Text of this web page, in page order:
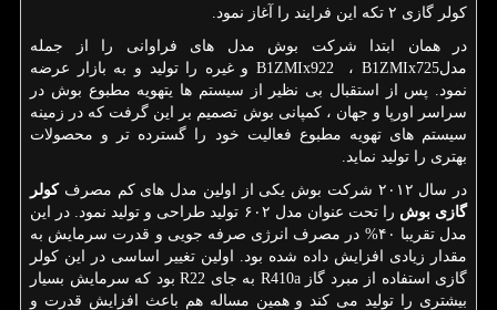
کولر گازی ۲ تکه این فرایند را آغاز نمود.
در همان ابتدا شرکت بوش مدل های فراوانی را از جمله
مدلB1ZMIx725 ، B1ZMIx922و غیره را تولید و به بازار عرضه
نمود. پس از استقبال بی نظیر از سیستم ها یتهویه مطبوع بوش در
سراسر اورپا و جهان ، کمپانی بوش تصمیم بر این گرفت که در زمینه
سیستم های تهویه مطبوع فعالیت خود را گسترده تر و محصولات
بهتری را تولید نماید.
در سال ۲۰۱۲ شرکت بوش یکی از اولین مدل های کم مصرف
کولر
گازی بوش
را تحت عنوان مدل ۶۰۲ تولید طراحی و تولید نمود. در این
مدل تقریبا ۴۰% در مصرف انرژی صرفه جویی و قدرت سرمایش به
مقدار زیادی افزایش داده شده بود. اولین تغییر اساسی در این کولر
گازی استفاده از مبرد گاز R410a به جای R22 بود که سرمایش بسیار
بیشتری را تولید می کند و همین مساله هم باعث افزایش قدرت و